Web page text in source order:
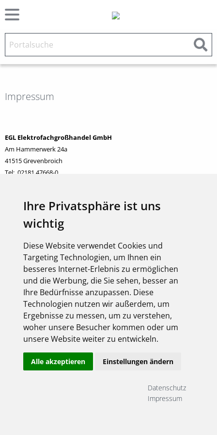
Ihre Privatsphäre ist uns
wichtig
Diese Website verwendet Cookies und
Targeting Technologien, um Ihnen ein
besseres Internet-Erlebnis zu ermöglichen
und die Werbung, die Sie sehen, besser an
Ihre Bedürfnisse anzupassen. Diese
Technologien nutzen wir außerdem, um
Ergebnisse zu messen, um zu verstehen,
woher unsere Besucher kommen oder um
unsere Website weiter zu entwickeln.
Alle akzeptieren Einstellungen ändern
Datenschutz
Impressum
Impressum
EGL Elektrofachgroßhandel GmbH
Am Hammerwerk 24a
41515 Grevenbroich
Tel: 02181 47668-0
Geschäftsführer: Oliver Scharwächter
Amtsgericht Grevenbroich HRB 16627
Umsatzsteueridentifikationsnummer DE 300 512 709
Datenschutzbeauftragter:
Oliver Gülden
41515 Grevenbroich
Telefon +49 2181 47668 -10